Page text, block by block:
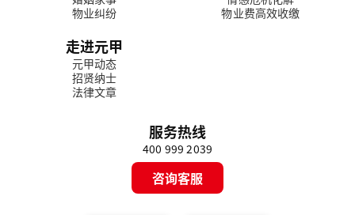
物业纠纷
物业费高效收缴
走进元甲
元甲动态
招贤纳士
法律文章
服务热线
400 999 2039
咨询客服